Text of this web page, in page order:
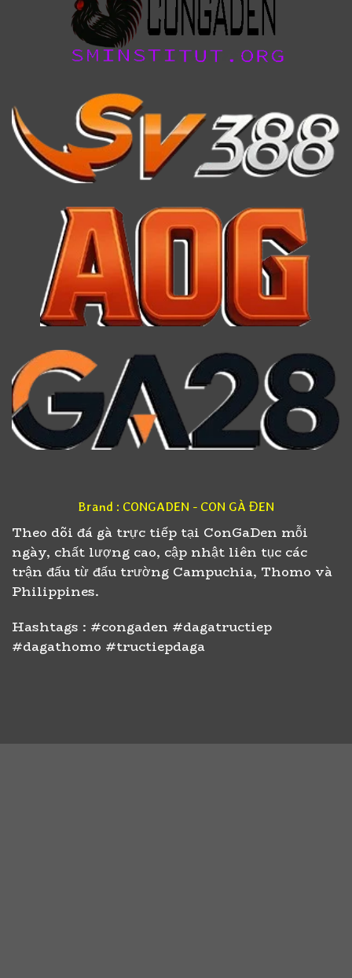
Brand : CONGADEN - CON GÀ ĐEN
Theo dõi đá gà trực tiếp tại ConGaDen mỗi
ngày, chất lượng cao, cập nhật liên tục các
trận đấu từ đấu trường Campuchia, Thomo và
Philippines.
Hashtags : #congaden #dagatructiep
#dagathomo #tructiepdaga